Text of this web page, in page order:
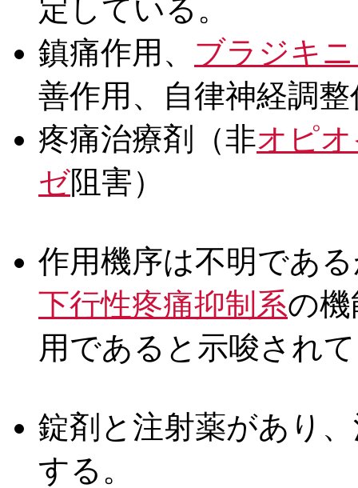
定している。
鎮痛作用、 ブラジキ
善作用、自律神経調
疼痛治療剤（非オピ
ゼ阻害）
作用機序は不明であ
下行性疼痛抑制系の
用であると示唆され
錠剤と注射薬があり
する。